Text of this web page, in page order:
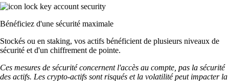
Bénéficiez d'une sécurité maximale
Stockés ou en staking, vos actifs bénéficient de plusieurs niveaux de
sécurité et d'un chiffrement de pointe.
Ces mesures de sécurité concernent l'accès au compte, pas la sécurité
des actifs. Les crypto-actifs sont risqués et la volatilité peut impacter la